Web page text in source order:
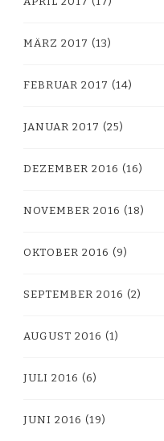
MÄRZ 2017 (13)
FEBRUAR 2017 (14)
JANUAR 2017 (25)
DEZEMBER 2016 (16)
NOVEMBER 2016 (18)
OKTOBER 2016 (9)
SEPTEMBER 2016 (2)
AUGUST 2016 (1)
JULI 2016 (6)
JUNI 2016 (19)